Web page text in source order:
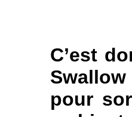
C’est
pour